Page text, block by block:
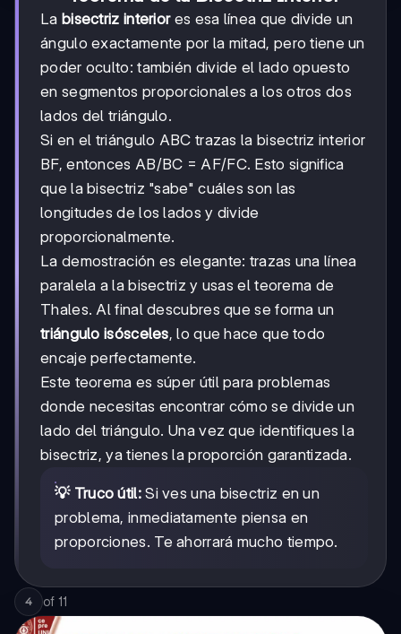
La bisectriz interiores esa línea que divide un
ángulo exactamente por la mitad, pero tiene un
poder oculto: también divide el lado opuesto
en segmentos proporcionales a los otros dos
lados del triángulo.
Si en el triángulo ABC trazas la bisectriz interior
BF, entonces AB/BC = AF/FC. Esto significa
que la bisectriz "sabe" cuáles son las
longitudes de los lados y divide
proporcionalmente.
La demostración es elegante: trazas una línea
paralela a la bisectriz y usas el teorema de
Thales. Al final descubres que se forma un
triángulo isósceles, lo que hace que todo
encaje perfectamente.
Este teorema es súper útil para problemas
donde necesitas encontrar cómo se divide un
lado del triángulo. Una vez que identifiques la
bisectriz, ya tienes la proporción garantizada.
💡 Truco útil:Si ves una bisectriz en un
problema, inmediatamente piensa en
proporciones. Te ahorrará mucho tiempo.
4 of 11